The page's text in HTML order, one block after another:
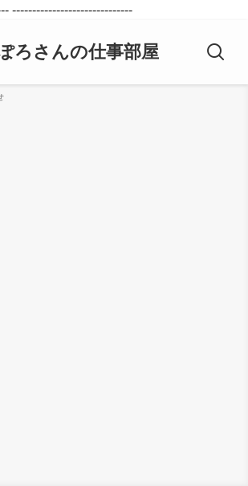
------------------------------
ろさんの仕事部屋